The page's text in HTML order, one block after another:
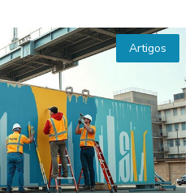
Artigos